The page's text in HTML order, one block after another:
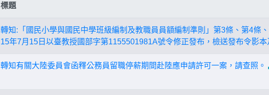
標題
轉知:「國民小學與國民中學班級編制及教職員員額編制準則」第3條、第4條
15年7月15日以臺教授國部字第1155501981A號令修正發布，檢送發布令影本
轉知有關大陸委員會函釋公務員留職停薪期間赴陸應申請許可一案，請查照。